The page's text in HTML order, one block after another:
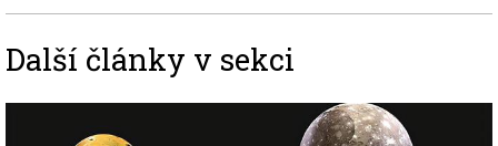
Další články v sekci